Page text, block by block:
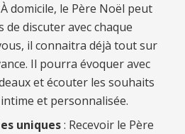
domicile, le Père Noël peut
de discuter avec chaque
il connaitra déjà tout sur
Il pourra évoquer avec
et écouter les souhaits
et personnalisée.
uniques: Recevoir le Père